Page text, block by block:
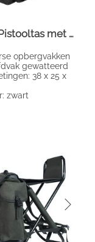
Luxe Pistooltas met foedraal
opbergvakken
gewatteerd
38 x 25 x
zwart